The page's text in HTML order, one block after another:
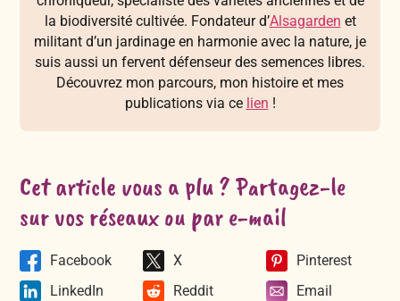
la biodiversité cultivée. Fondateur d’Alsagarden et
militant d’un jardinage en harmonie avec la nature, je
suis aussi un fervent défenseur des semences libres.
Découvrez mon parcours, mon histoire et mes
publications via ce lien !
Cet article vous a plu ? Partagez-le
sur vos réseaux ou par e-mail
Facebook X
Pinterest
LinkedIn
Reddit Email